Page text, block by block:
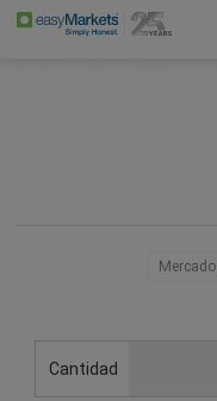
Mercado
Cantidad